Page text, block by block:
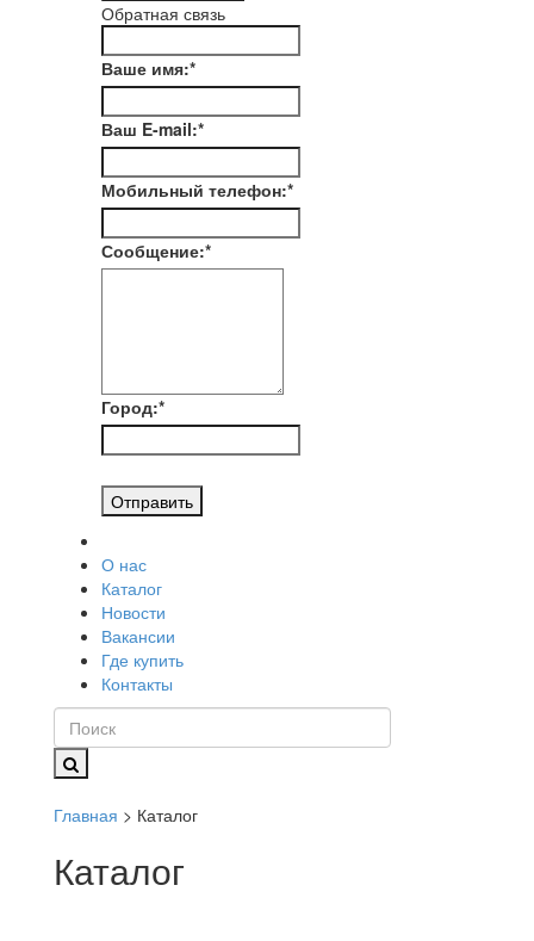
Обратная связь
Ваше имя:*
Ваш E-mail:*
Мобильный телефон:*
Сообщение:*
Город:*
Отправить
О нас
Каталог
Новости
Вакансии
Где купить
Контакты
Главная > Каталог
Каталог